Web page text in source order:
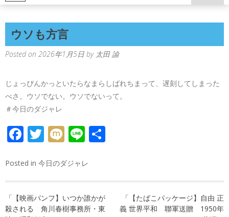
ウソも方言
Posted on 2026年1月5日 by 太田 諭
じょっぴんかっといたらなまらしばれちまって、遅刻してしまった
べさ。ウソでない。ウソでないって。
＃今日のダジャレ
FACEBOOK
TWITTER
MIXILINE
Posted in 今日のダジャレ
稿
「【映画パンフ】いつか誰かが
殺される 角川春樹事務所・東
「【たばこパッケージ】自由 正
義 世界平和 聯軍送贈 1950年